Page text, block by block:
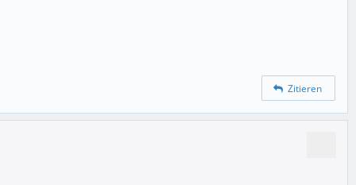
Zitieren